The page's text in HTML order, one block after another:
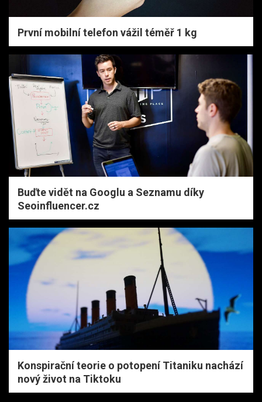
První mobilní telefon vážil téměř 1 kg
Buďte vidět na Googlu a Seznamu díky
Seoinfluencer.cz
Konspirační teorie o potopení Titaniku nachází
nový život na Tiktoku